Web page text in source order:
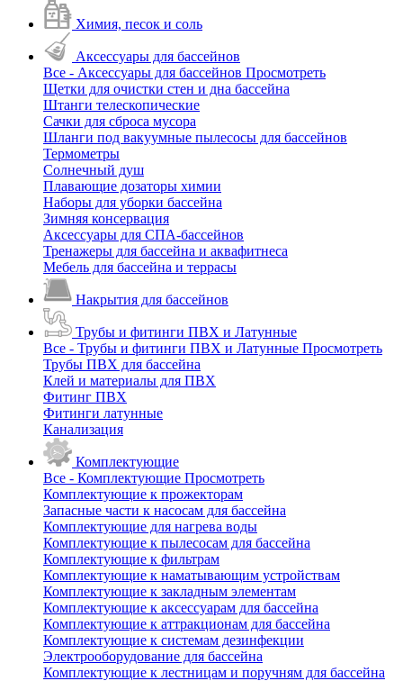
Химия, песок и соль
Аксессуары для бассейнов
Все - Аксессуары для бассейнов Просмотреть
Щетки для очистки стен и дна бассейна
Штанги телескопические
Сачки для сброса мусора
Шланги под вакуумные пылесосы для бассейнов
Термометры
Солнечный душ
Плавающие дозаторы химии
Наборы для уборки бассейна
Зимняя консервация
Аксессуары для СПА-бассейнов
Тренажеры для бассейна и аквафитнеса
Мебель для бассейна и террасы
Накрытия для бассейнов
Трубы и фитинги ПВХ и Латунные
Все - Трубы и фитинги ПВХ и Латунные Просмотреть
Трубы ПВХ для бассейна
Клей и материалы для ПВХ
Фитинг ПВХ
Фитинги латунные
Канализация
Комплектующие
Все - Комплектующие Просмотреть
Комплектующие к прожекторам
Запасные части к насосам для бассейна
Комплектующие для нагрева воды
Комплектующие к пылесосам для бассейна
Комплектующие к фильтрам
Комплектующие к наматывающим устройствам
Комплектующие к закладным элементам
Комплектующие к аксессуарам для бассейна
Комплектующие к аттракционам для бассейна
Комплектующие к системам дезинфекции
Электрооборудование для бассейна
Комплектующие к лестницам и поручням для бассейна